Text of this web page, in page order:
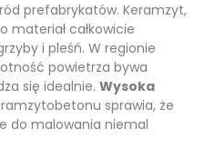
prefabrykatów. Keramzyt,
materiał całkowicie
i pleśń. W regionie
powietrza bywa
się idealnie. Wysoka
sprawia, że
do malowania niemal